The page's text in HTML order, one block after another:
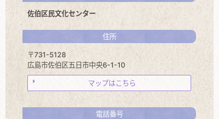
佐伯区民文化センター
住所
〒731-5128
広島市佐伯区五日市中央6-1-10
マップはこちら
電話番号